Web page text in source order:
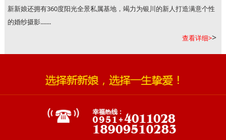
新新娘还拥有360度阳光全景私属基地，竭力为银川的新人打造满意个性
的婚纱摄影.......
查看详细>>